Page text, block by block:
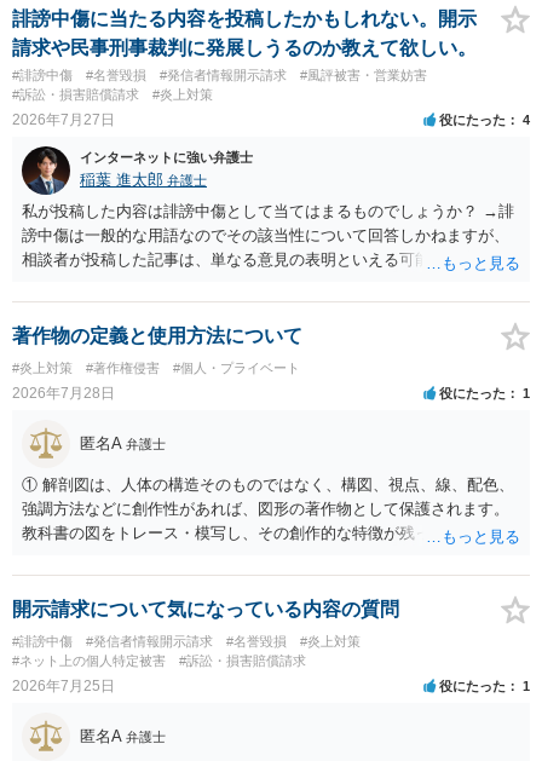
誹謗中傷に当たる内容を投稿したかもしれない。開示
請求や民事刑事裁判に発展しうるのか教えて欲しい。
#誹謗中傷 #名誉毀損 #発信者情報開示請求
#風評被害・営業妨害
#訴訟・損害賠償請求
#炎上対策
2026年7月27日 役にたった 4
インターネットに強い弁護士
稲葉 進太郎 弁護士
私が投稿した内容は誹謗中傷として当てはまるものでしょうか？ →誹
謗中傷は一般的な用語なのでその該当性について回答しかねますが、
相談者が投稿した記事は、単なる意見の表明といえる可能性が高く、
て、開示請求が認められたり、民事裁判や刑事裁判に発展しうるもの
でしょうか？ →権利侵害や、名誉毀損・侮辱に該当する可能性が低い
ため、民事裁判や刑事裁判に発展することはあまり考えられないよう
に思われます。
著作物の定義と使用方法について
#炎上対策 #著作権侵害 #個人・プライベート
2026年7月28日 役にたった 1
匿名A 弁護士
① 解剖図は、人体の構造そのものではなく、構図、視点、線、配色、
強調方法などに創作性があれば、図形の著作物として保護されます。
教科書の図をトレース・模写し、その創作的な特徴が残っていれば、
も、SNSへの公開は私的使用には当たりません。 ② 出典を記載するだ
けでは、適法な引用にはなりません。自分の説明や批評が主で、図が
れ、必要な範囲に限られていることなどが必要です。勉強ノートの教
材として図そのものを中心的に掲載する場合、引用と認められにくい
とは限りません。医学上の事実を理解したうえで、ご自身の表現と構
成でまとめる必要があります。 安全にSNSで公開するには、教科書の
開示請求について気になっている内容の質問
#誹謗中傷 #発信者情報開示請求 #名誉毀損
#炎上対策
#ネット上の個人特定被害
#訴訟・損害賠償請求
2026年7月25日 役にたった 1
匿名A 弁護士